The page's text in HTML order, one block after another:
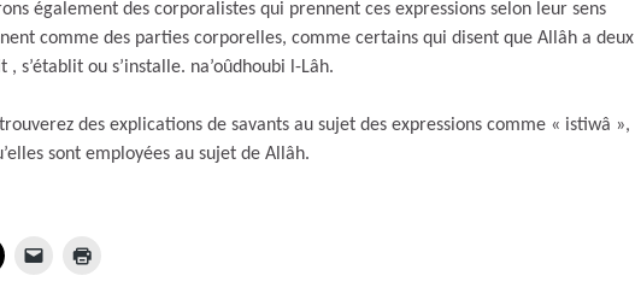
également des corporalistes qui prennent ces expressions selon leur sens
comme des parties corporelles, comme certains qui disent que Allâh a deux
, s’établit ou s’installe. na’oûdhoubi l-Lâh.
des explications de savants au sujet des expressions comme « istiwâ »,
sont employées au sujet de Allâh.